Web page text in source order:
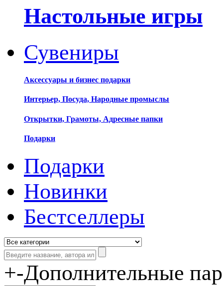
Настольные игры
Сувениры
Аксессуары и бизнес подарки
Интерьер, Посуда, Народные промыслы
Открытки, Грамоты, Адресные папки
Подарки
Подарки
Новинки
Бестселлеры
+-Дополнительные